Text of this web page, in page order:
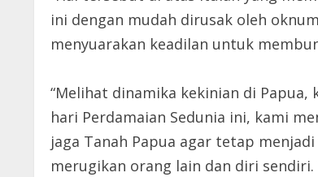
ini dengan mudah dirusak oleh
menyuarakan keadilan untuk
“Melihat dinamika kekinian di
hari Perdamaian Sedunia ini, kami
jaga Tanah Papua agar tetap
merugikan orang lain dan diri